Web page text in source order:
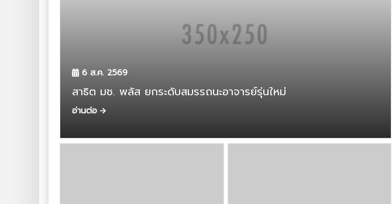
6 ส.ค. 2569
สาธิต มช. พลัส ยกระดับสมรรถนะอาจารย์รุ่นใหม่
อ่านต่อ